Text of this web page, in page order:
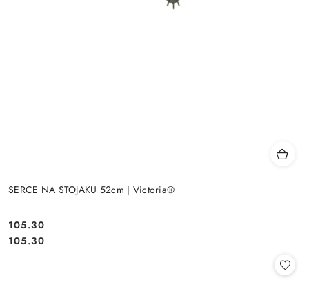
SERCE NA STOJAKU 52cm | Victoria®
Cena:
105.30
Cena:
105.30